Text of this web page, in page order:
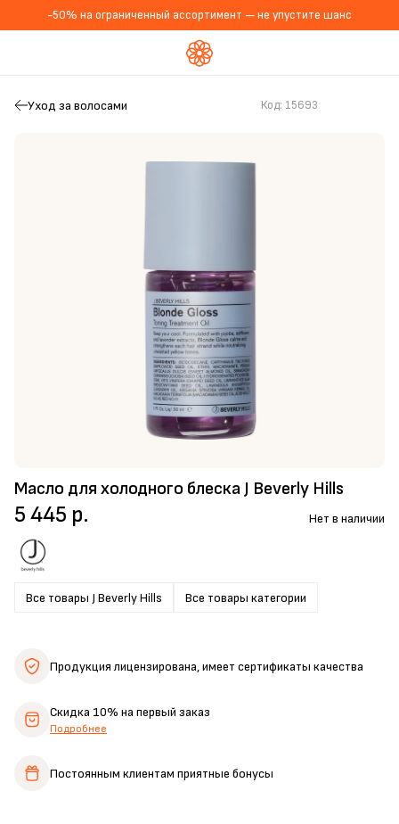
-50% на ограниченный ассортимент — не упустите шанс
Уход за волосами
Масло для холодного блеска J Beverly Hills
Код: 15693
Все товары J Beverly Hills Все товары категории
5 445 р. Нет в наличии
Продукция лицензирована,имеет сертификаты качества
Скидка 10% на первый заказ
Подробнее
Постоянным клиентам приятные бонусы